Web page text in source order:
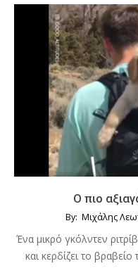
Ο πιο
By: Μιχάλης
Ένα μικρό γκόλντεν
και κερδίζει το